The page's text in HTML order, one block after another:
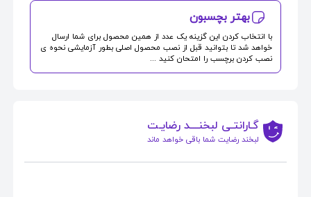
بهتر بچسبون
با انتخاب کردن این گزینه یک عدد از همین محصول برای شما ارسال
خواهد شد تا بتوانید قبل از نصب محصول اصلی بطور آزمایشی نحوه ی
نصب کردن برچسب را امتحان کنید ...
گـارانتـی لبخنــــد رضایـت
لبخند رضایت شما باقی خواهد ماند